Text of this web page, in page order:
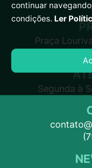
Praça
Amargosa
Segunda à
continuar
condições. Ler